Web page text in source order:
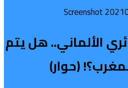
الألماني.. هل يتم
(حوار)